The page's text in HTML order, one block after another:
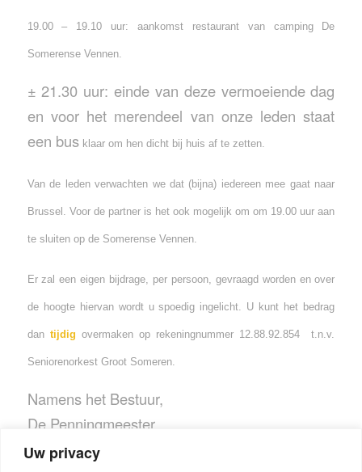
Uw privacy
19.00 – 19.10 uur: aankomst restaurant van camping De
Somerense Vennen.
± 21.30 uur: einde van deze vermoeiende dag
en voor het merendeel van onze leden staat
een bus klaar om hen dicht bij huis af te zetten.
Van de leden verwachten we dat (bijna) iedereen mee gaat naar
Brussel. Voor de partner is het ook mogelijk om om 19.00 uur aan
te sluiten op de Somerense Vennen.
Er zal een eigen bijdrage, per persoon, gevraagd worden en over
de hoogte hiervan wordt u spoedig ingelicht. U kunt het bedrag
dan tijdig overmaken op rekeningnummer 12.88.92.854 t.n.v.
Seniorenorkest Groot Someren.
Namens het Bestuur,
De Penningmeester.